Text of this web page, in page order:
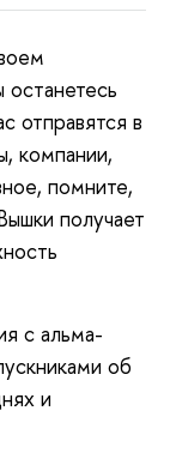
отправятся в
компании,
помните,
получает
с альма-
об
и